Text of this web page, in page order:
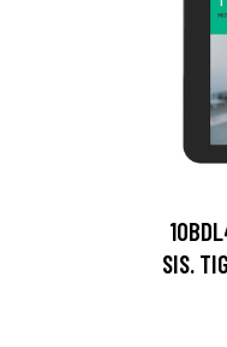
SIS.